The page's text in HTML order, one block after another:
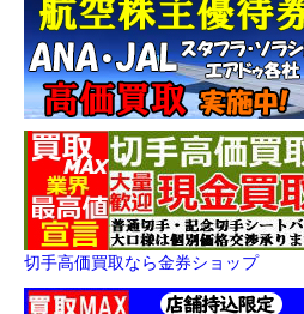
切手高価買取なら金券ショップ